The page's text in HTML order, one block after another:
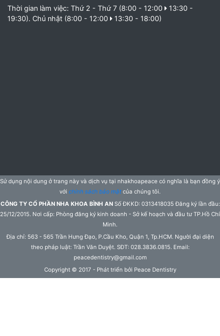
Thời gian làm việc: Thứ 2 - Thứ 7 (8:00 - 12:00
13:30 -
19:30). Chủ nhật (8:00 - 12:00
13:30 - 18:00)
Sử dụng nội dung ở trang này và dịch vụ tại nhakhoapeace có nghĩa là bạn đồng ý
với chính sách bảo mật của chúng tôi.
CÔNG TY CỔ PHẦN NHA KHOA BÌNH ANSố ĐKKD: 0313418035 Đăng ký lần đầu:
25/12/2015. Nơi cấp: Phòng đăng ký kinh doanh - Sở kế hoạch và đầu tư TP.Hồ Chí
Minh.
Địa chỉ: 563 - 565 Trần Hưng Đạo, P.Cầu Kho, Quận 1, Tp.HCM. Người đại diện
theo pháp luật: Trần Văn Duyệt. SĐT: 028.3836.0815. Email:
peacedentistry@gmail.com
Copyright © 2017 - Phát triển bởi Peace Dentistry